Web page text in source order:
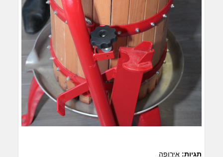
תגיות:אירופה